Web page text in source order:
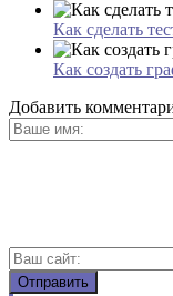
Как сделать
Как создать
Добавить